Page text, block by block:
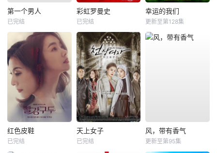
第一个男人
已完结
彩虹罗曼史
已完结
幸运的我们
更新至第128集
红色皮鞋
已完结
天上女子
已完结
风，带有香气
更新至第95集